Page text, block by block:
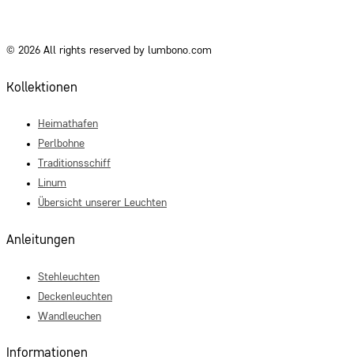
© 2026 All rights reserved by lumbono.com
Kollektionen
Heimathafen
Perlbohne
Traditionsschiff
Linum
Übersicht unserer Leuchten
Anleitungen
Stehleuchten
Deckenleuchten
Wandleuchen
Informationen